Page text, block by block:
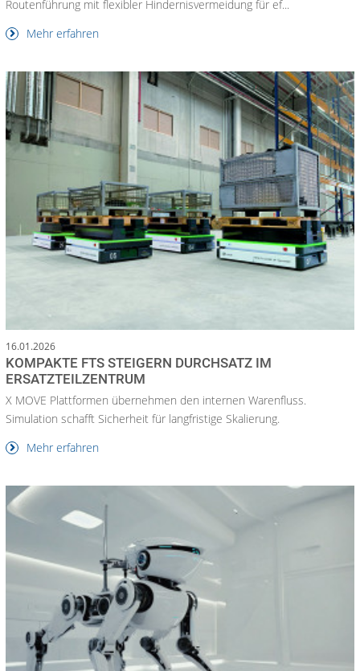
Routenführung mit flexibler Hindernisvermeidung für ef...
Mehr erfahren
16.01.2026
KOMPAKTE FTS STEIGERN DURCHSATZ IM
ERSATZTEILZENTRUM
X MOVE Plattformen übernehmen den internen Warenfluss.
Simulation schafft Sicherheit für langfristige Skalierung.
Mehr erfahren